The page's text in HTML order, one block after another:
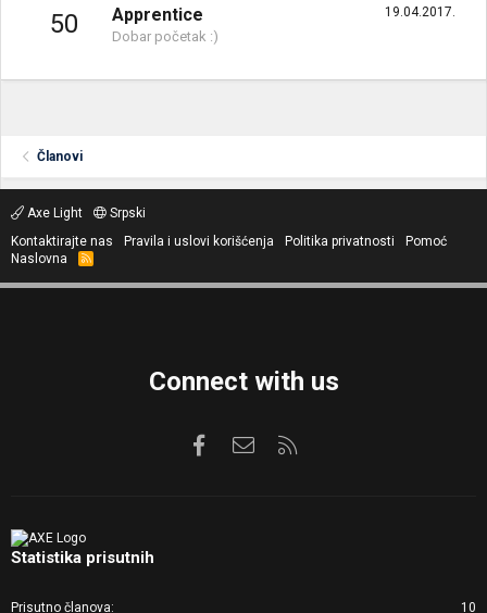
50 19.04.2017.
Apprentice
Dobar početak :)
Članovi
Axe Light
Srpski
Kontaktirajte nas
Pravila i uslovi korišćenja Politika privatnosti
Pomoć
Naslovna
R
S
Connect with us
FacebookKontaktirajte nas
Statistika prisutnih
Prisutno članova 10